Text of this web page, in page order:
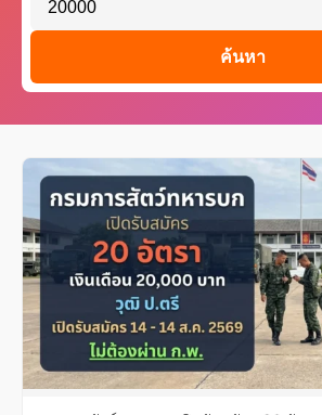
ค้นหา